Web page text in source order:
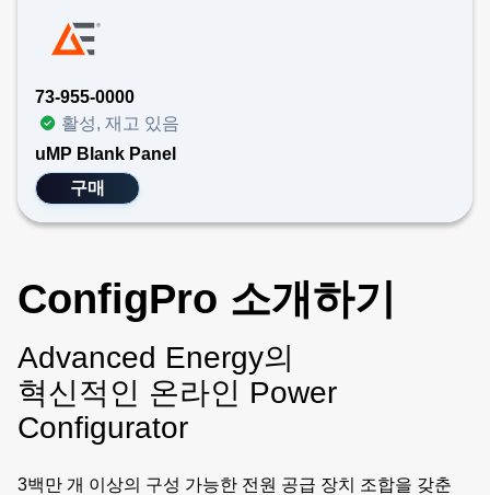
73-955-0000
활성, 재고 있음
uMP Blank Panel
구매
ConfigPro 소개하기
Advanced Energy의
혁신적인 온라인 Power
Configurator
3백만 개 이상의 구성 가능한 전원 공급 장치 조합을 갖춘